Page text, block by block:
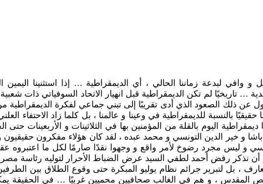
لبدعة زماننا الحالي ، أي الديمقراطية … إذا استثنينا
… تاريخيًا لم تكن الديمقراطية قبل انهيار الاتحاد السوفياتي ذات
عن ذلك الصعود الذي أدى تقريبًا إلى تبني جماعي لفكرة
بالنسبة للديمقراطية في وعينا و عالمنا ، بل كلما زاد الاحتفاء
ديمقراطية اليوم بالقلة من المؤمنين بها في الثلاثينات و
و خير الدين التونسي و محمد عبده ، لقد كان هؤلاء مفكرون
و ليس مجرد رضوخ لأمر واقع و وجهوا نقدًا صارمًا لكل ما
أن نذكر رفض أحمد لطفي السيد عرض الضباط الأحرار لتوليه رئاسة
، بل لتبرير جرائم نظام يوليو المبكرة حتى وقوع الطلاق بين
المقدس ، و هم في الغالب صحافيين محميين غربيًا … في الحقيقة